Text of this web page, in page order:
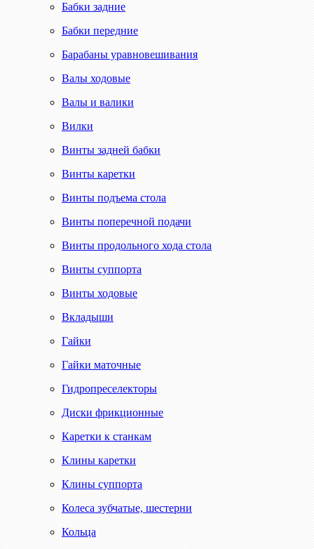
Бабки задние
Бабки передние
Барабаны уравновешивания
Валы ходовые
Валы и валики
Вилки
Винты задней бабки
Винты каретки
Винты подъема стола
Винты поперечной подачи
Винты продольного хода стола
Винты суппорта
Винты ходовые
Вкладыши
Гайки
Гайки маточные
Гидропреселекторы
Диски фрикционные
Каретки к станкам
Клины каретки
Клины суппорта
Колеса зубчатые, шестерни
Кольца